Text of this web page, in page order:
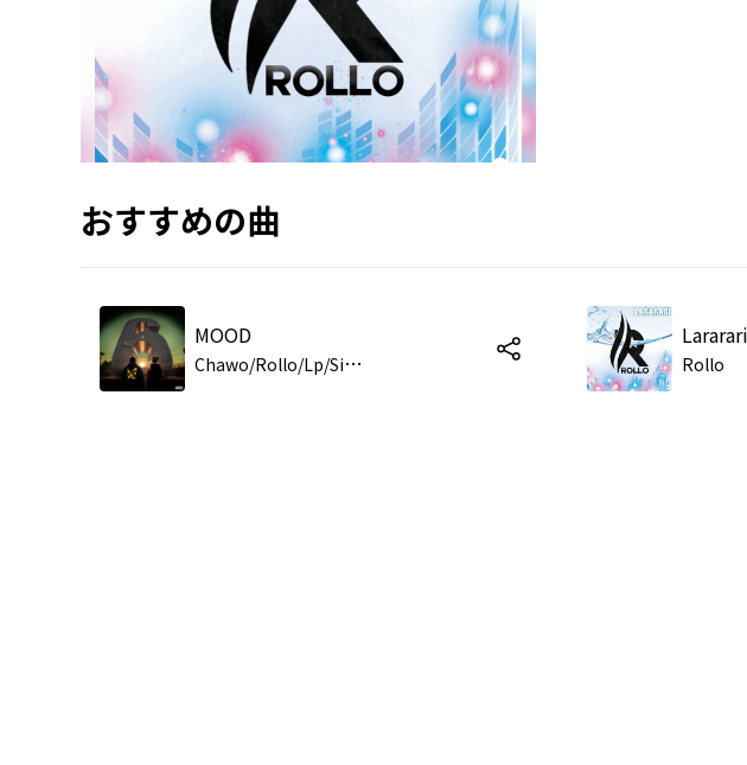
おすすめの曲
MOOD
C
hawo/Rollo/Lp/Silvio Rollo